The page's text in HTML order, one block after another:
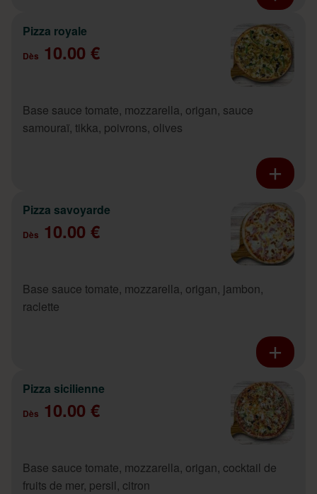
Pizza royale
Dès 10.00 €
Base sauce tomate, mozzarella, origan, sauce
samouraï, tikka, poivrons, olives
Pizza savoyarde
Dès 10.00 €
Base sauce tomate, mozzarella, origan, jambon,
raclette
Pizza sicilienne
Dès 10.00 €
Base sauce tomate, mozzarella, origan, cocktail de
fruits de mer, persil, citron